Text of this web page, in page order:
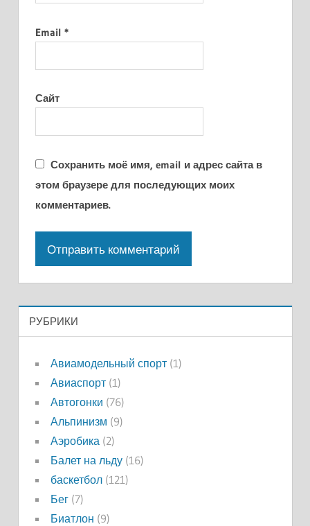
Email *
Сайт
Сохранить моё имя, email и адрес сайта в
этом браузере для последующих моих
комментариев.
РУБРИКИ
Авиамодельный спорт(1)
Авиаспорт(1)
Автогонки (76)
Альпинизм (9)
Аэробика (2)
Балет на льду(16)
баскетбол(121)
Бег(7)
Биатлон (9)